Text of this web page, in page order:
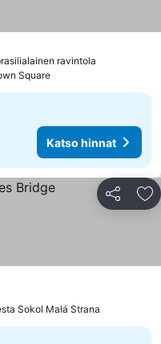
ravintola
Square
Katso hinnat
Jaa
Sokol Malá Strana